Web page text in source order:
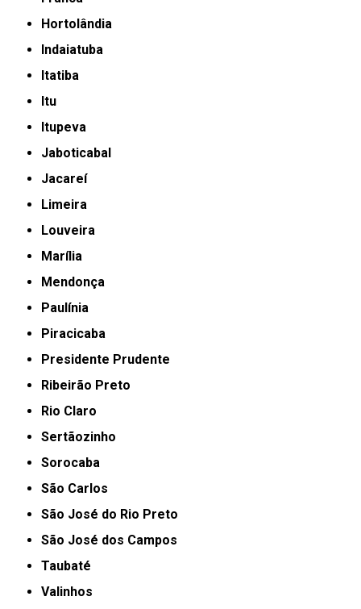
Hortolândia
Indaiatuba
Itatiba
Itu
Itupeva
Jaboticabal
Jacareí
Limeira
Louveira
Marília
Mendonça
Paulínia
Piracicaba
Presidente Prudente
Ribeirão Preto
Rio Claro
Sertãozinho
Sorocaba
São Carlos
São José do Rio Preto
São José dos Campos
Taubaté
Valinhos